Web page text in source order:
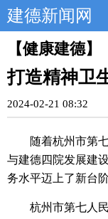
建德新闻网
【健康建德】
打造精神卫
2024-02-21 08:32
随着杭州市第
与建德四院发展建
务水平迈上了新台阶
杭州市第七人